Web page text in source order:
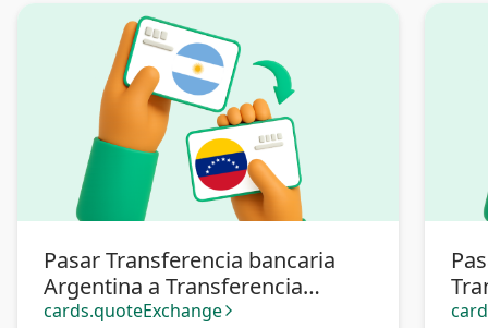
Pasar Transferencia bancaria
Argentina a Transferencia
bancaria Venezuela
cards.quoteExchange arrow_forward_ios